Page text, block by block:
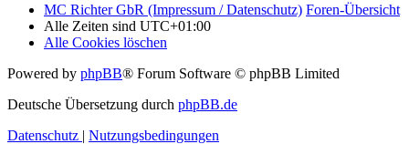
MC Richter GbR (Impressum / Datenschutz) Foren-Übersicht
Alle Zeiten sind UTC+01:00
Alle Cookies löschen
Powered by phpBB® Forum Software © phpBB Limited
Deutsche Übersetzung durch phpBB.de
Datenschutz | Nutzungsbedingungen